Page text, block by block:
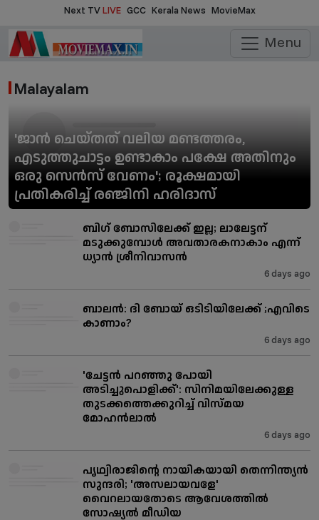
Next TVLIVE GCC Kerala News MovieMax
Menu
Malayalam
'ജാൻ ചെയ്തത് വലിയ മണ്ടത്തരം,
എടുത്തുചാട്ടം ഉണ്ടാകാം പക്ഷേ അതിനും
ഒരു സെൻസ് വേണം'; രൂക്ഷമായി
പ്രതികരിച്ച് രഞ്ജിനി ഹരിദാസ്
ബിഗ് ബോസിലേക്ക് ഇല്ല; ലാലേട്ടന്
മടുക്കുമ്പോൾ അവതാരകനാകാം എന്ന്
ധ്യാൻ ശ്രീനിവാസൻ
6 days ago
ബാലന്‍: ദി ബോയ് ഒടിടിയിലേക്ക് ;എവിടെ
കാണാം?
6 days ago
'ചേട്ടൻ പറഞ്ഞു പോയി
അടിച്ചുപൊളിക്ക്': സിനിമയിലേക്കുള്ള
തുടക്കത്തെക്കുറിച്ച് വിസ്മയ
മോഹൻലാൽ
6 days ago
പൃഥ്വിരാജിന്റെ നായികയായി തെന്നിന്ത്യൻ
സുന്ദരി; 'അസലായവളേ'
വൈറലായതോടെ ആവേശത്തിൽ
സോഷ്യൽ മീഡിയ